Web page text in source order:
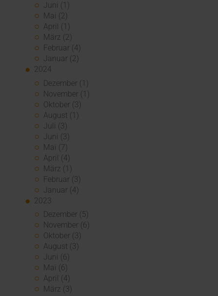
Juni (1)
Mai (2)
April (1)
März (2)
Februar (4)
Januar (2)
2024
Dezember (1)
November (1)
Oktober (3)
August (1)
Juli (3)
Juni (3)
Mai (7)
April (4)
März (1)
Februar (3)
Januar (4)
2023
Dezember (5)
November (6)
Oktober (3)
August (3)
Juni (6)
Mai (6)
April (4)
März (3)